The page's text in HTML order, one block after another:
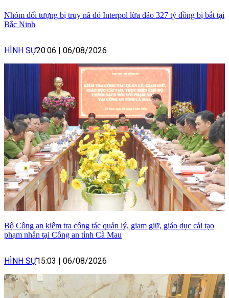
Nhóm đối tượng bị truy nã đỏ Interpol lừa đảo 327 tỷ đồng bị bắt tại
Bắc Ninh
HÌNH SỰ20:06 06/08/2026
Bộ Công an kiểm tra công tác quản lý, giam giữ, giáo dục cải tạo
phạm nhân tại Công an tỉnh Cà Mau
HÌNH SỰ15:03 06/08/2026